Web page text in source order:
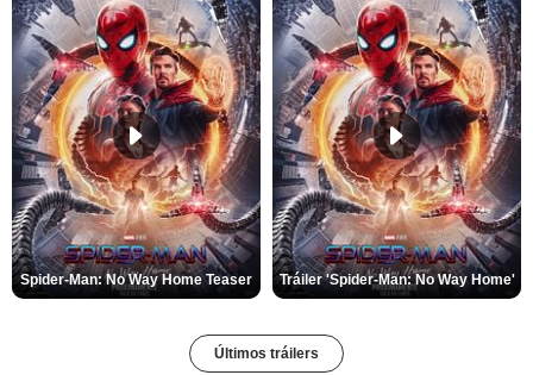
Spider-Man: No Way Home Teaser Tráiler 'Spider-Man: No Way Home'
Últimos tráilers